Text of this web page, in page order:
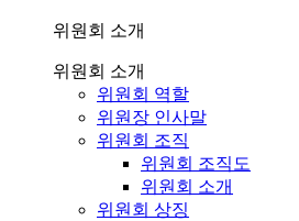
위원회 소개
위원회 소개
위원회 역할
위원장 인사말
위원회 조직
위원회 조직도
위원회 소개
위원회 상징